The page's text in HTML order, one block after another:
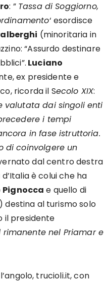
: ” Tassa di Soggiorno,
‘ esordisce
(minoritaria in
“Assurdo destinare
Luciano
ex presidente e
ricorda il Secolo XIX:
valutata dai singoli enti
i tempi
in fase istruttoria.
di coinvolgere un
dal centro destra
è colui che ha
Pignocca e quello di
destina al turismo solo
il presidente
nel Priamar e
trucioli.it, con